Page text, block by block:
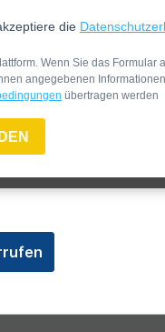
die
Wenn Sie das Formular
angegebenen
übertragen werden